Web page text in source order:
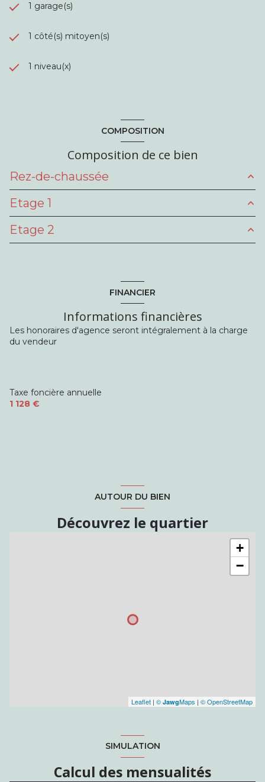
1 garage(s)
1 côté(s) mitoyen(s)
1 niveau(x)
COMPOSITION
Composition de ce bien
Rez-de-chaussée
entrée
salon/sejour
30 m²
Etage 1
Palier
Etage 2
FINANCIER
Informations financières
Les honoraires d'agence seront intégralement à la charge
du vendeur
Taxe foncière annuelle
1 128 €
AUTOUR DU BIEN
Découvrez le quartier
+
−
Leaflet | © JawgMaps | © OpenStreetMap
SIMULATION
Calcul des mensualités